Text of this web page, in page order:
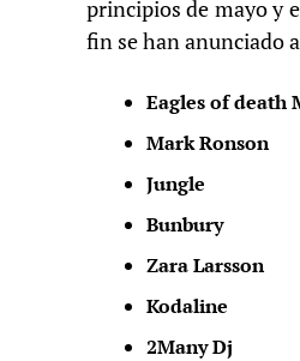
principios de mayo y
fin se han anunciado
Eagles of death
Mark Ronson
Jungle
Bunbury
Zara Larsson
Kodaline
2Many Dj